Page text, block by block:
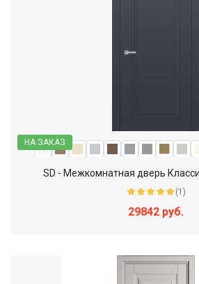
НА ЗАКАЗ
SD - Межкомнатная дверь
(1)
29842 руб.